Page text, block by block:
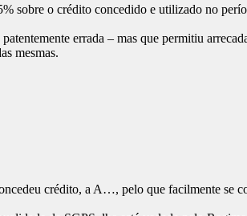
sobre o crédito concedido e utilizado no
errada – mas que permitiu
mesmas.
crédito, a A…, pelo que facilmente se